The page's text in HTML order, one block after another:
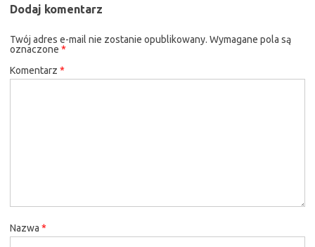
Dodaj komentarz
Twój adres e-mail nie zostanie opublikowany. Wymagane pola są
oznaczone *
Komentarz *
Nazwa *